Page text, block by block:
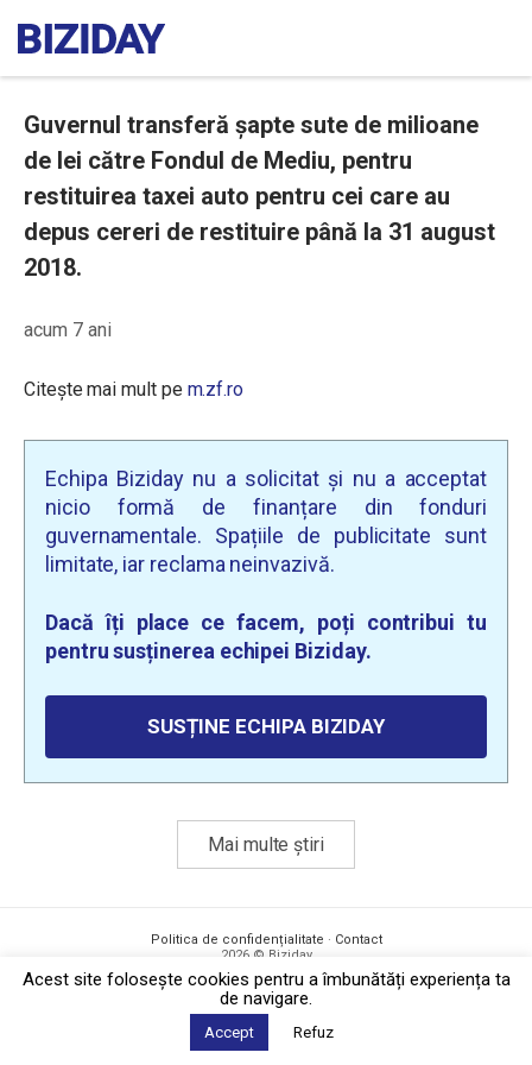
Guvernul transferă șapte sute de milioane
de lei către Fondul de Mediu, pentru
restituirea taxei auto pentru cei care au
depus cereri de restituire până la 31 august
2018.
acum 7 ani
Citește mai mult pe m.zf.ro
Echipa Biziday nu a solicitat și nu a acceptat
nicio formă de finanțare din fonduri
guvernamentale. Spațiile de publicitate sunt
limitate, iar reclama neinvazivă.
Dacă îți place ce facem, poți contribui tu
pentru susținerea echipei Biziday.
SUSȚINE ECHIPA BIZIDAY
Mai multe știri
Politica de confidențialitate · Contact
2026 © Biziday
Acest site foloseşte cookies pentru a îmbunătăți experiența ta
de navigare.
Accept Refuz